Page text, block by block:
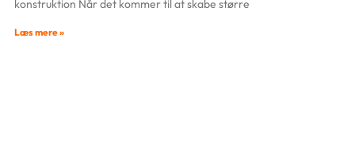
konstruktion Når det kommer til at skabe større
Læs mere »